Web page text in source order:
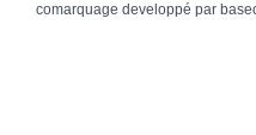
comarquage developpé par